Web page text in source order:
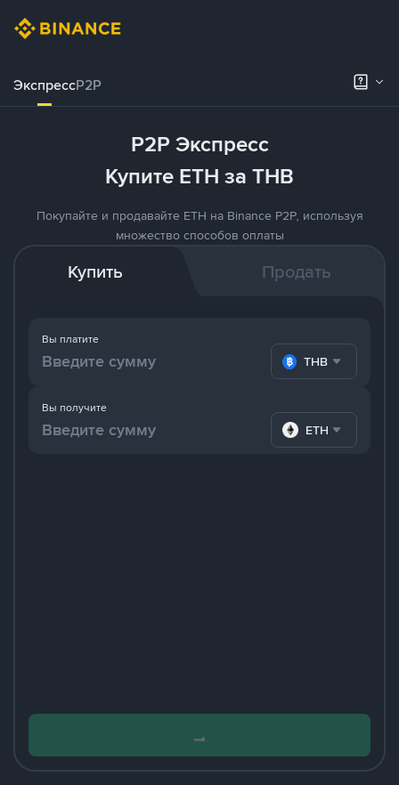
ЭкспрессP2P
P2P Экспресс
Купите ETH за THB
Покупайте и продавайте ETH на Binance P2P, используя
множество способов оплаты
Купить Продать
Вы платите
THB
Вы получите
ETH